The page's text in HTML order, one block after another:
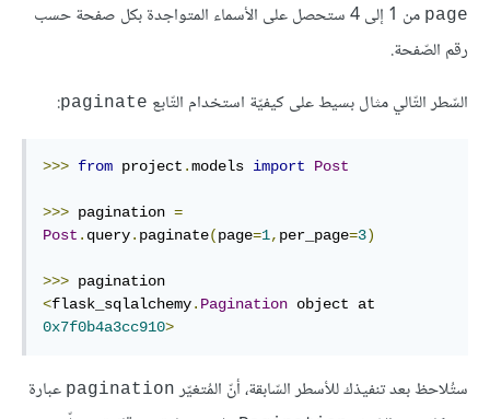
page
من 1 إلى 4 ستحصل على الأسماء المتواجدة بكل صفحة حسب
رقم الصّفحة.
السّطر التّالي مثال بسيط على كيفيّة استخدام التّابع paginate
:
>>> from project .models import Post
>>> pagination =
Post . query. paginate(page=1, per_page=3)
>>>
<flask_sqlalchemy. Pagination
0x7f0b4a3cc910>
ستُلاحظ بعد تنفيذك للأسطر السّابقة، أنّ المُتغيّر pagination عبارة